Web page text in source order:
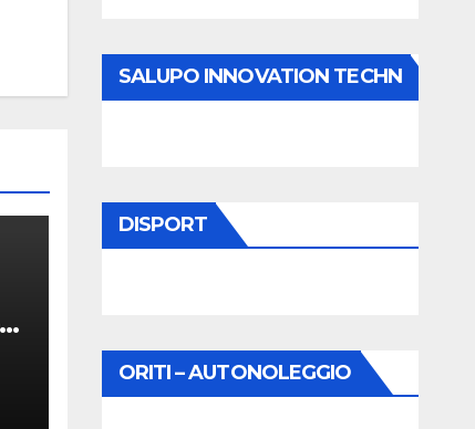
SALUPO INNOVATION TECHN
DISPORT
ORITI – AUTONOLEGGIO